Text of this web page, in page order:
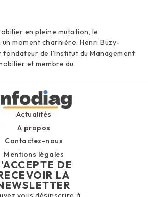
en pleine mutation, le
moment charnière. Henri Buzy-
de l’Institut du Management
et membre du
Actualités
A propos
Contactez-nous
Mentions légales
DE
LA